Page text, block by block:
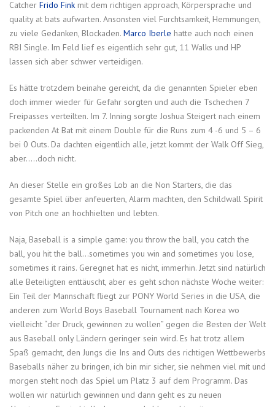
Catcher Frido Fink mit dem richtigen approach, Körpersprache und
quality at bats aufwarten. Ansonsten viel Furchtsamkeit, Hemmungen,
zu viele Gedanken, Blockaden. Marco Iberle hatte auch noch einen
RBI Single. Im Feld lief es eigentlich sehr gut, 11 Walks und HP
lassen sich aber schwer verteidigen.
Es hätte trotzdem beinahe gereicht, da die genannten Spieler eben
doch immer wieder für Gefahr sorgten und auch die Tschechen 7
Freipasses verteilten. Im 7. Inning sorgte Joshua Steigert nach einem
packenden At Bat mit einem Double für die Runs zum 4 -6 und 5 – 6
bei 0 Outs. Da dachten eigentlich alle, jetzt kommt der Walk Off Sieg,
aber…..doch nicht.
An dieser Stelle ein großes Lob an die Non Starters, die das
gesamte Spiel über anfeuerten, Alarm machten, den Schildwall Spirit
von Pitch one an hochhielten und lebten.
Naja, Baseball is a simple game: you throw the ball, you catch the
ball, you hit the ball…sometimes you win and sometimes you lose,
sometimes it rains. Geregnet hat es nicht, immerhin. Jetzt sind natürlich
alle Beteiligten enttäuscht, aber es geht schon nächste Woche weiter:
Ein Teil der Mannschaft fliegt zur PONY World Series in die USA, die
anderen zum World Boys Baseball Tournament nach Korea wo
vielleicht “der Druck, gewinnen zu wollen” gegen die Besten der Welt
aus Baseball only Ländern geringer sein wird. Es hat trotz allem
Spaß gemacht, den Jungs die Ins and Outs des richtigen Wettbewerbs
Baseballs näher zu bringen, ich bin mir sicher, sie nehmen viel mit und
morgen steht noch das Spiel um Platz 3 auf dem Programm. Das
wollen wir natürlich gewinnen und dann geht es zu neuen